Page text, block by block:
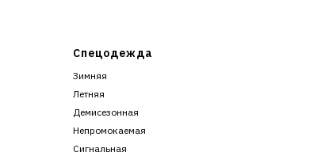
Спецодежда
Зимняя
Летняя
Демисезонная
Непромокаемая
Сигнальная